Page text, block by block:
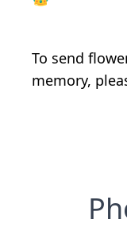
To send
memory,